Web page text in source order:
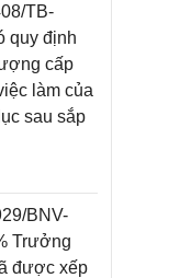
TB-
quy định
cấp
làm của
sau sắp
BNV-
Trưởng
được xếp